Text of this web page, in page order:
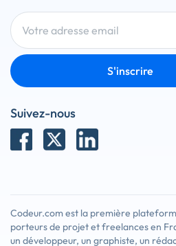
S'inscrire
Suivez-nous
Codeur.com est la première
porteurs de projet et freelances en
un développeur, un graphiste, un